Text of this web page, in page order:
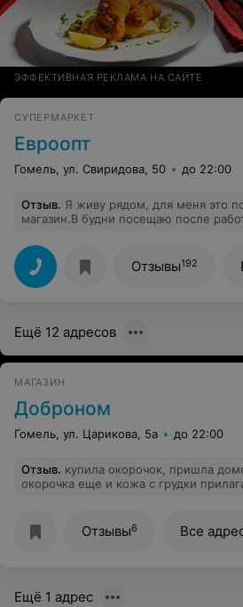
ЭФФЕКТИВНАЯ РЕКЛАМА НА САЙТЕ
СУПЕРМАРКЕТ
Евроопт
Гомель, ул. Свиридова, 50 до 22:00
Отзыв. Я живу рядом, для меня это
магазин.В будни посещаю после
висят графики уборки.В Речице и
нет.Стыд и позор и нечего списывать
посетителей.Сегодня пошла купить
беляши, "домашние",а они и слоеного
Отзывы192
Ещё 12 адресов
МАГАЗИН
Доброном
Гомель, ул. Царикова, 5а до 22:00
Отзыв. купила окорочок, пришла
окорочка еще и кожа с грудки
Отзывы6 Все
Ещё 1 адрес